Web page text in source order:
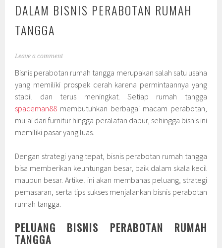
DALAM BISNIS PERABOTAN RUMAH
TANGGA
Leave a comment
Bisnis perabotan rumah tangga merupakan salah satu usaha
yang memiliki prospek cerah karena permintaannya yang
stabil dan terus meningkat. Setiap rumah tangga
spaceman88 membutuhkan berbagai macam perabotan,
mulai dari furnitur hingga peralatan dapur, sehingga bisnis ini
memiliki pasar yang luas.
Dengan strategi yang tepat, bisnis perabotan rumah tangga
bisa memberikan keuntungan besar, baik dalam skala kecil
maupun besar. Artikel ini akan membahas peluang, strategi
pemasaran, serta tips sukses menjalankan bisnis perabotan
rumah tangga.
PELUANG BISNIS PERABOTAN RUMAH
TANGGA